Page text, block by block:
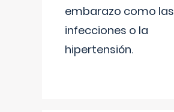
embarazo como las
infecciones o la
hipertensión.